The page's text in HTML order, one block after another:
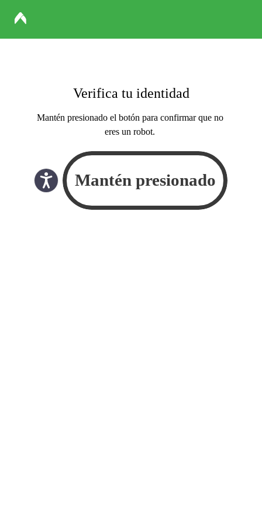
Verifica tu identidad
Mantén presionado el botón para confirmar que no
eres un robot.